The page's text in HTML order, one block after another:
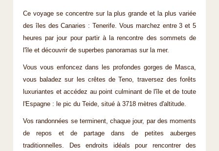
Ce voyage se concentre sur la plus grande et la plus variée
des îles des Canaries : Tenerife. Vous marchez entre 3 et 5
heures par jour pour partir à la rencontre des sommets de
l'île et découvrir de superbes panoramas sur la mer.
Vous vous enfoncez dans les profondes gorges de Masca,
vous baladez sur les crêtes de Teno, traversez des forêts
luxuriantes et accédez au point culminant de l'île et de toute
l'Espagne : le pic du Teide, situé à 3718 mètres d'altitude.
Vos randonnées se terminent, chaque jour, par des moments
de repos et de partage dans de petites auberges
traditionnelles. Des endroits idéals pour rencontrer des